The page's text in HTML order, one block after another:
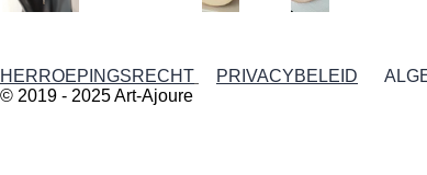
HERROEPINGSRECHT PRIVACYBELEID
© 2019 - 2025 Art-Ajoure